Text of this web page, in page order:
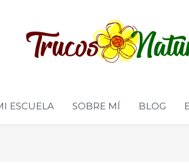
ESCUELA SOBRE MÍ BLOG